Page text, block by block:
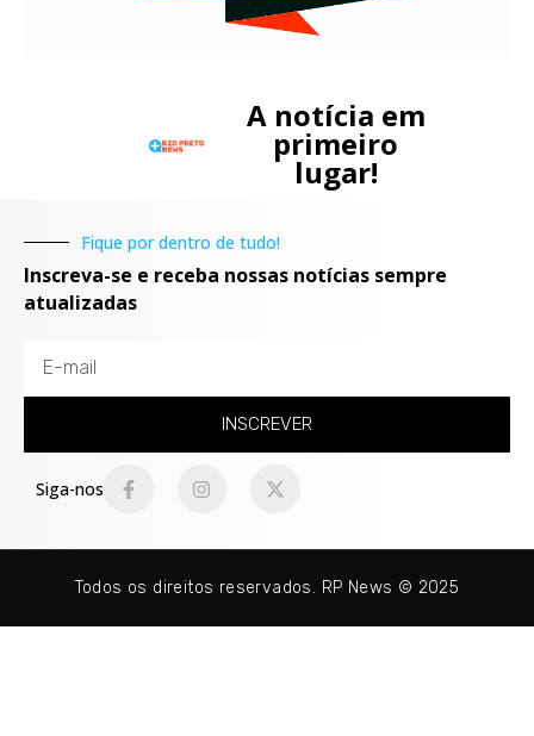
A notícia em
primeiro
lugar!
Fique por dentro de tudo!
Inscreva-se e receba nossas notícias sempre
atualizadas
INSCREVER
Siga-nos
Todos os direitos reservados. RP News © 2025